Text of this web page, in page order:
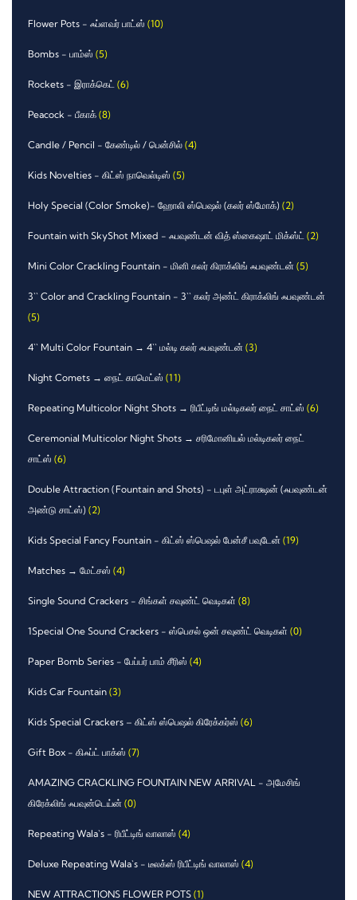
Flower Pots - ஃப்ளவர் பாட்ஸ் (10)
Bombs - பாம்ஸ் (5)
Rockets - இராக்கெட் (6)
Peacock - பீகாக் (8)
Candle / Pencil - கேண்டில் / பென்சில் (4)
Kids Novelties - கிட்ஸ் நாவெல்டிஸ் (5)
Holy Special (Color Smoke)- ஹோலி ஸ்பெஷல் (கலர் ஸ்மோக்) (2)
Fountain with SkyShot Mixed - ஃபவுண்டன் வித் ஸ்கைஷாட் மிக்ஸ்ட் (2)
Mini Color Crackling Fountain - மினி கலர் கிராக்லிங் ஃபவுண்டன் (5)
3`` Color and Crackling Fountain - 3`` கலர் அண்ட் கிராக்லிங் ஃபவுண்டன்
(5)
4`` Multi Color Fountain → 4`` மல்டி கலர் ஃபவுண்டன் (3)
Night Comets → நைட் காமெட்ஸ் (11)
Repeating Multicolor Night Shots → ரிபீட்டிங் மல்டிகலர் நைட் சாட்ஸ் (6)
Ceremonial Multicolor Night Shots → சரிமோனியல் மல்டிகலர் நைட்
சாட்ஸ் (6)
Double Attraction (Fountain and Shots) - டபுள் அட்ராக்ஷன் (ஃபவுண்டன்
அண்டு சாட்ஸ்) (2)
Kids Special Fancy Fountain - கிட்ஸ் ஸ்பெஷல் பேன்சீ பவுடேன் (19)
Matches → மேட்சஸ் (4)
Single Sound Crackers - சிங்கள் சவுண்ட் வெடிகள் (8)
1Special One Sound Crackers - ஸ்பெசல் ஒன் சவுண்ட் வெடிகள் (0)
Paper Bomb Series - பேப்பர் பாம் சீரிஸ் (4)
Kids Car Fountain (3)
Kids Special Crackers – கிட்ஸ் ஸ்பெஷல் கிரேக்கர்ஸ் (6)
Gift Box - கிஃப்ட் பாக்ஸ் (7)
AMAZING CRACKLING FOUNTAIN NEW ARRIVAL - அமேசிங்
கிரேக்லிங் ஃபவுன்டெய்ன் (0)
Repeating Wala`s - ரிபீட்டிங் வாலாஸ் (4)
Deluxe Repeating Wala`s - டீலக்ஸ் ரிபீட்டிங் வாலாஸ் (4)
NEW ATTRACTIONS FLOWER POTS (1)